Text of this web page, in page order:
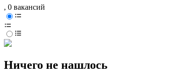
, 0 вакансий
Ничего не нашлось